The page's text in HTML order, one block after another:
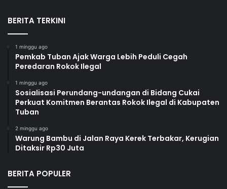
BERITA TERKINI
1 minggu ago
Pemkab Tuban Ajak Warga Lebih Peduli Cegah
Peredaran Rokok Ilegal
1 minggu ago
Sosialisasi Perundang-undangan di Bidang Cukai
Perkuat Komitmen Berantas Rokok Ilegal di Kabupaten
Tuban
2 minggu ago
Warung Bambu di Jalan Raya Kerek Terbakar, Kerugian
Ditaksir Rp30 Juta
BERITA POPULER